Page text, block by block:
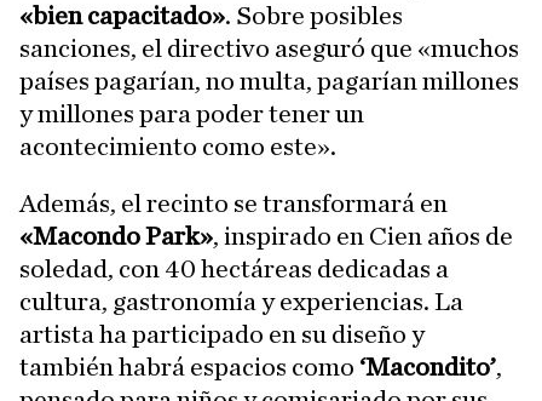
«bien capacitado». Sobre posibles
sanciones, el directivo aseguró que «muchos
países pagarían, no multa, pagarían millones
y millones para poder tener un
acontecimiento como este».
Además, el recinto se transformará en
«Macondo Park», inspirado en Cien años de
soledad, con 40 hectáreas dedicadas a
cultura, gastronomía y experiencias. La
artista ha participado en su diseño y
también habrá espacios como ‘Macondito’,